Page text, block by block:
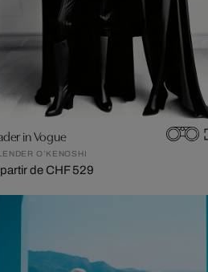
in Vogue
O’KENOSHI
de CHF 529